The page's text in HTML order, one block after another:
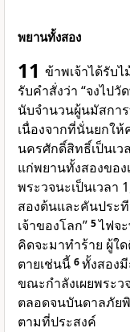
พยานทั้งสอง
11 ข้าพเจ้าได้รับ
รับคำสั่งว่า “จงไป
นับจำนวนผู้นมัสกา
เนื่องจากที่นั่นยกให้
นครศักดิ์สิทธิ์เป็นเว
แก่พยานทั้งสองของ
พระวจนะเป็นเวลา
สองต้นและคันประ
เจ้าของโลก” 5ไฟจ
คิดจะมาทำร้าย ผู้ใ
ตายเช่นนี้ 6ทั้งสอง
ขณะกำลังเผยพระ
ตลอดจนบันดาลภัย
ตามที่ประสงค์